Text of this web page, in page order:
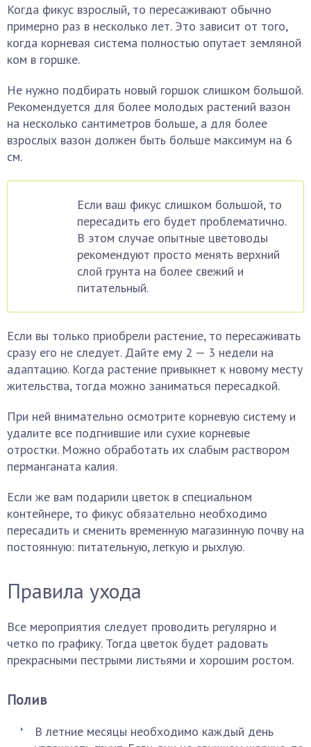
Когда фикус взрослый, то пересаживают обычно
примерно раз в несколько лет. Это зависит от того,
когда корневая система полностью опутает земляной
ком в горшке.
Не нужно подбирать новый горшок слишком большой.
Рекомендуется для более молодых растений вазон
на несколько сантиметров больше, а для более
взрослых вазон должен быть больше максимум на 6
см.
Если ваш фикус слишком большой, то
пересадить его будет проблематично.
В этом случае опытные цветоводы
рекомендуют просто менять верхний
слой грунта на более свежий и
питательный.
Если вы только приобрели растение, то пересаживать
сразу его не следует. Дайте ему 2 — 3 недели на
адаптацию. Когда растение привыкнет к новому месту
жительства, тогда можно заниматься пересадкой.
При ней внимательно осмотрите корневую систему и
удалите все подгнившие или сухие корневые
отростки. Можно обработать их слабым раствором
перманганата калия.
Если же вам подарили цветок в специальном
контейнере, то фикус обязательно необходимо
пересадить и сменить временную магазинную почву на
постоянную: питательную, легкую и рыхлую.
Правила ухода
Все мероприятия следует проводить регулярно и
четко по графику. Тогда цветок будет радовать
прекрасными пестрыми листьями и хорошим ростом.
Полив
В летние месяцы необходимо каждый день